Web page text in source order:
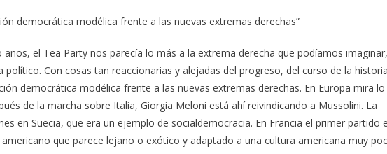
democrática modélica frente a las nuevas extremas derechas”
el Tea Party nos parecía lo más a la extrema derecha que podíamos imaginar,
Con cosas tan reaccionarias y alejadas del progreso, del curso de la
democrática modélica frente a las nuevas extremas derechas. En Europa mira lo
de la marcha sobre Italia, Giorgia Meloni está ahí reivindicando a Mussolini. La
en Suecia, que era un ejemplo de socialdemocracia. En Francia el primer partido
que parece lejano o exótico y adaptado a una cultura americana muy